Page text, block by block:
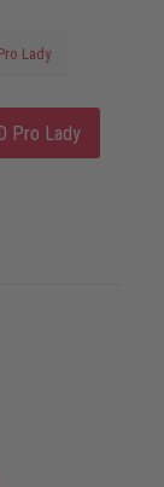
Lady
Pro Lady